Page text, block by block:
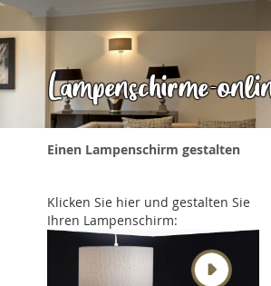
Direkt
zum
Einen Lampenschirm gestalten
Klicken Sie hier und gestalten Sie
Ihren Lampenschirm: